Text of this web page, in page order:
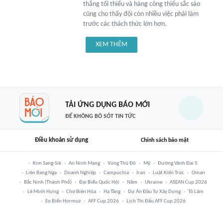
thắng tối thiểu và hàng công thiếu sắc sảo
cũng cho thấy đội còn nhiều việc phải làm
trước các thách thức lớn hơn.
XEM THÊM
TẢI ỨNG DỤNG BÁO MỚI
ĐỂ KHÔNG BỎ SÓT TIN TỨC
Điều khoản sử dụng Chính sách bảo mật
Kim Sang-Sik An Ninh Mạng Vùng Thủ Đô Mỹ
Đường Vành Đai 5
Liên Bang Nga
Doanh Nghiệp Campuchia Iran Luật Kiến Trúc
Oman
Bắc Ninh (thành Phố)
Đại Biểu Quốc Hội Năm Ukraine
ASEAN Cup 2026
Lê Minh Hưng
Chợ Biên Hòa Hạ Tầng Dự Án Đầu Tư Xây Dựng
Tô Lâm
Eo Biển Hormuz
AFF Cup 2026
Lịch Thi Đấu AFF Cup 2026